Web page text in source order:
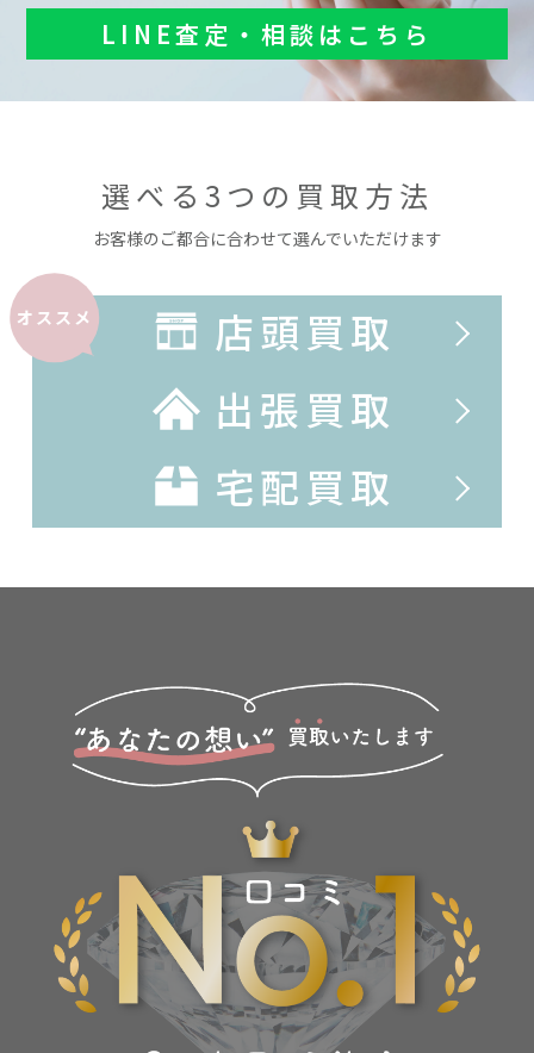
LINE査定・相談はこちら
選べる3つの買取方法
お客様のご都合に合わせて選んでいただけます
オススメ
店頭買取
出張買取
宅配買取